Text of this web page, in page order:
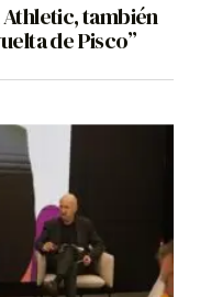
Athletic, también
de Pisco”